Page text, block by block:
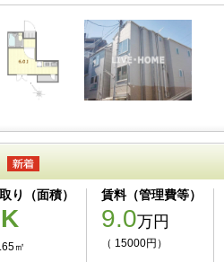
り（面積）
㎡
賃料（管理費等）
9.0万円
（ 15000円）